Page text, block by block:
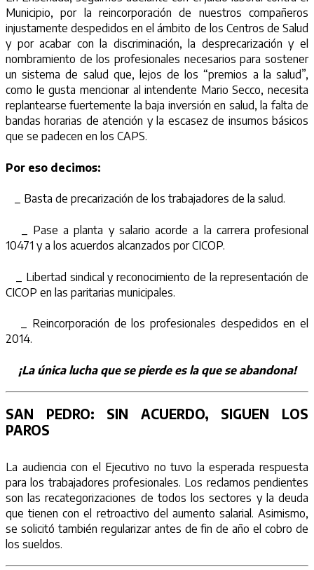
Municipio, por la reincorporación de nuestros compañeros
injustamente despedidos en el ámbito de los Centros de Salud
y por acabar con la discriminación, la desprecarización y el
nombramiento de los profesionales necesarios para sostener
un sistema de salud que, lejos de los “premios a la salud”,
como le gusta mencionar al intendente Mario Secco, necesita
replantearse fuertemente la baja inversión en salud, la falta de
bandas horarias de atención y la escasez de insumos básicos
que se padecen en los CAPS.
Por eso decimos:
_ Basta de precarización de los trabajadores de la salud.
_ Pase a planta y salario acorde a la carrera profesional
10471 y a los acuerdos alcanzados por CICOP.
_ Libertad sindical y reconocimiento de la representación de
CICOP en las paritarias municipales.
_ Reincorporación de los profesionales despedidos en el
2014.
¡La única lucha que se pierde es la que se abandona!
SAN PEDRO: SIN ACUERDO, SIGUEN LOS
PAROS
La audiencia con el Ejecutivo no tuvo la esperada respuesta
para los trabajadores profesionales. Los reclamos pendientes
son las recategorizaciones de todos los sectores y la deuda
que tienen con el retroactivo del aumento salarial. Asimismo,
se solicitó también regularizar antes de fin de año el cobro de
los sueldos.